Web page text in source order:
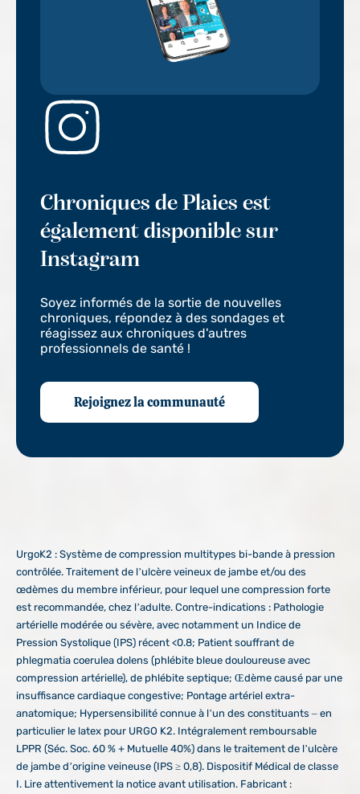
Chroniques de Plaies est
également disponible sur
Instagram
Soyez informés de la sortie de nouvelles
chroniques, répondez à des sondages et
réagissez aux chroniques d'autres
professionnels de santé !
Rejoignez la communauté
UrgoK2 : Système de compression multitypes bi-bande à pression
contrôlée. Traitement de l’ulcère veineux de jambe et/ou des
œdèmes du membre inférieur, pour lequel une compression forte
est recommandée, chez l’adulte. Contre-indications : Pathologie
artérielle modérée ou sévère, avec notamment un Indice de
Pression Systolique (IPS) récent <0.8; Patient souffrant de
phlegmatia coerulea dolens (phlébite bleue douloureuse avec
compression artérielle), de phlébite septique; Œdème causé par une
insuffisance cardiaque congestive; Pontage artériel extra-
anatomique; Hypersensibilité connue à l’un des constituants – en
particulier le latex pour URGO K2. Intégralement remboursable
LPPR (Séc. Soc. 60 % + Mutuelle 40%) dans le traitement de l’ulcère
de jambe d’origine veineuse (IPS ≥ 0,8). Dispositif Médical de classe
I. Lire attentivement la notice avant utilisation. Fabricant :